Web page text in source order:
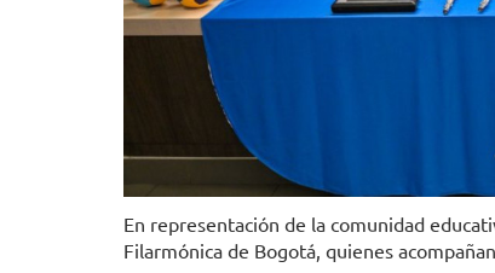
En representación de la comunidad
Filarmónica de Bogotá, quienes